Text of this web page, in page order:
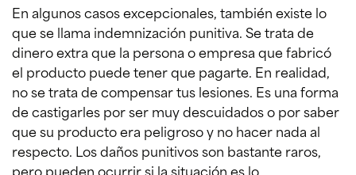
En algunos casos excepcionales, también existe lo
que se llama indemnización punitiva. Se trata de
dinero extra que la persona o empresa que fabricó
el producto puede tener que pagarte. En realidad,
no se trata de compensar tus lesiones. Es una forma
de castigarles por ser muy descuidados o por saber
que su producto era peligroso y no hacer nada al
respecto. Los daños punitivos son bastante raros,
pero pueden ocurrir si la situación es lo